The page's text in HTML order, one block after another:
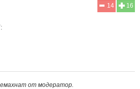
16
14
от модератор.